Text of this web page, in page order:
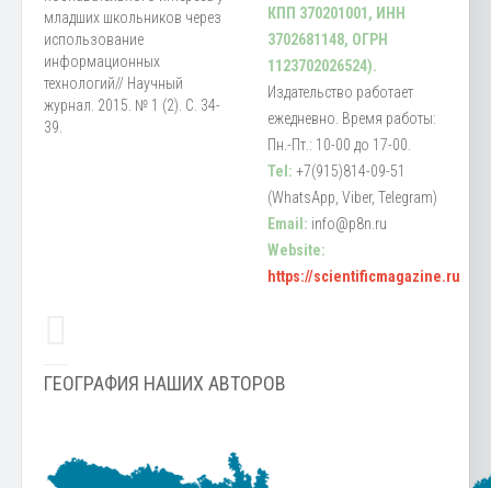
младших школьников через
использование
информационных
технологий// Научный
журнал. 2015. № 1 (2). С. 34-
39.
КПП 370201001, ИНН
3702681148, ОГРН
1123702026524).
Издательство работает
ежедневно. Время работы:
Пн.-Пт.: 10-00 до 17-00.
Tel: +7(915)814-09-51
(WhatsApp, Viber, Telegram)
Email: info@p8n.ru
Website:
https://scientificmagazine.ru
ГЕОГРАФИЯ НАШИХ АВТОРОВ